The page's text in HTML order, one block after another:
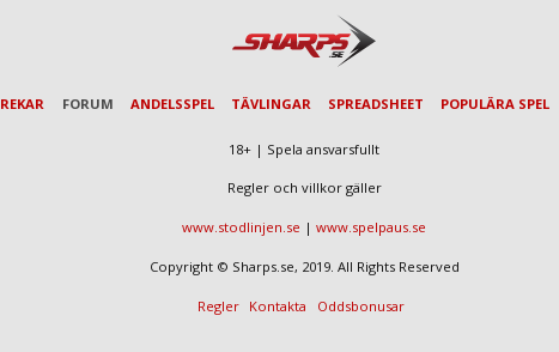
REKAR FORUM ANDELSSPEL TÄVLINGAR SPREADSHEET POPULÄRA SPEL
18+ | Spela ansvarsfullt
Regler och villkor gäller
www.stodlinjen.se | www.spelpaus.se
Copyright © Sharps.se, 2019. All Rights Reserved
Regler Kontakta Oddsbonusar